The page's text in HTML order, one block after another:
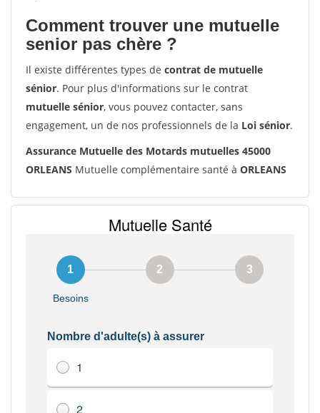
Comment trouver une mutuelle
senior pas chère ?
Il existe différentes types de contrat de mutuelle
sénior. Pour plus d'informations sur le contrat
mutuelle sénior, vous pouvez contacter, sans
engagement, un de nos professionnels de la Loi sénior.
Assurance Mutuelle des Motards mutuelles 45000
ORLEANS Mutuelle complémentaire santé à ORLEANS